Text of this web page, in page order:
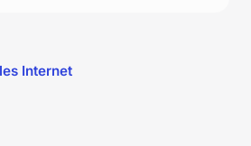
Internet